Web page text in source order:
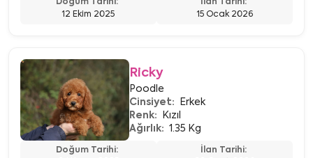
Doğum Tarihi:
12 Ekim 2025
İlan Tarihi:
15 Ocak 2026
Ricky
Poodle
Cinsiyet:
Erkek
Renk:
Kızıl
Ağırlık: 1.35 Kg
Doğum Tarihi:
İlan Tarihi: